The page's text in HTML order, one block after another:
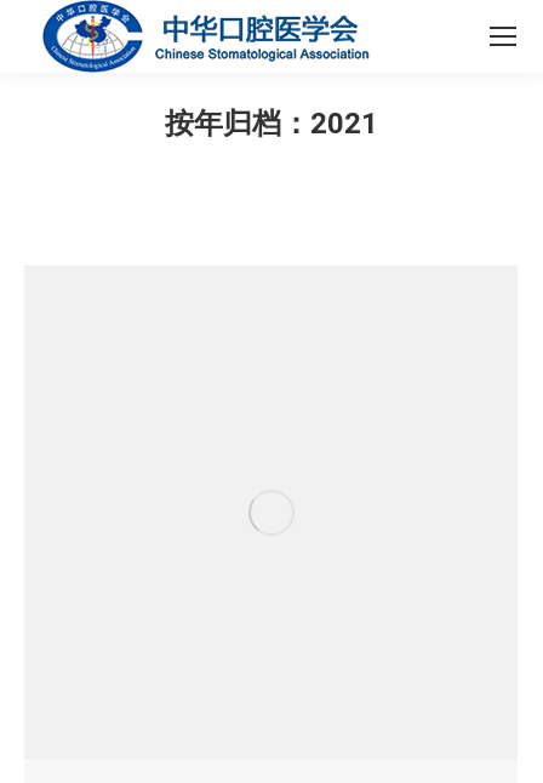
按年归档： 2021